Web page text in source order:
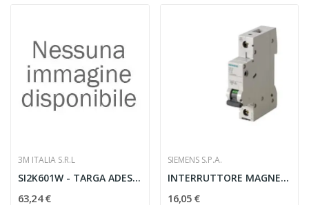
3M ITALIA S.R.L
SI2K601W - TARGA ADES.FORATA 100X60
63,24 €
SIEMENS S.P.A.
INTERRUTTORE MAGNETOTERMICO 230/400V 6kA A 1...
16,05 €